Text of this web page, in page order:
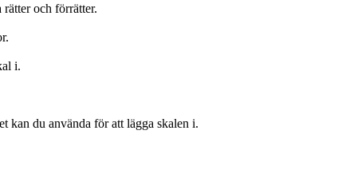
och förrätter.
i.
kan du använda för att lägga skalen i.